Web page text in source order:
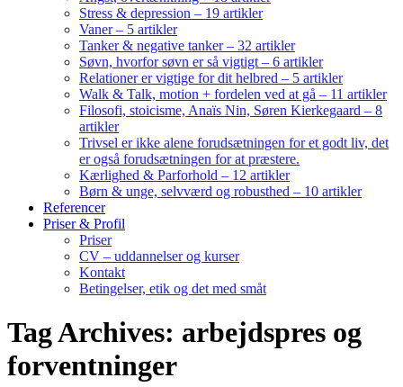
Stress & depression – 19 artikler
Vaner – 5 artikler
Tanker & negative tanker – 32 artikler
Søvn, hvorfor søvn er så vigtigt – 6 artikler
Relationer er vigtige for dit helbred – 5 artikler
Walk & Talk, motion + fordelen ved at gå – 11 artikler
Filosofi, stoicisme, Anaïs Nin, Søren Kierkegaard – 8
artikler
Trivsel er ikke alene forudsætningen for et godt liv, det
er også forudsætningen for at præstere.
Kærlighed & Parforhold – 12 artikler
Børn & unge, selvværd og robusthed – 10 artikler
Referencer
Priser & Profil
Priser
CV – uddannelser og kurser
Kontakt
Betingelser, etik og det med småt
Tag Archives: arbejdspres og
forventninger